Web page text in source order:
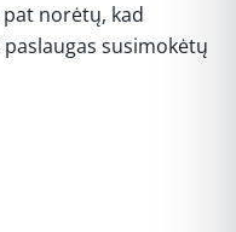
norėtų, kad
susimokėtų